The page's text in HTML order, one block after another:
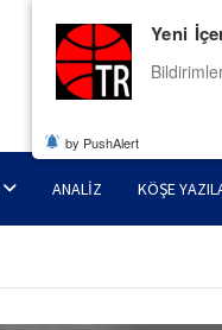
ANALIZ KÖŞE
Yeni
by PushAlert